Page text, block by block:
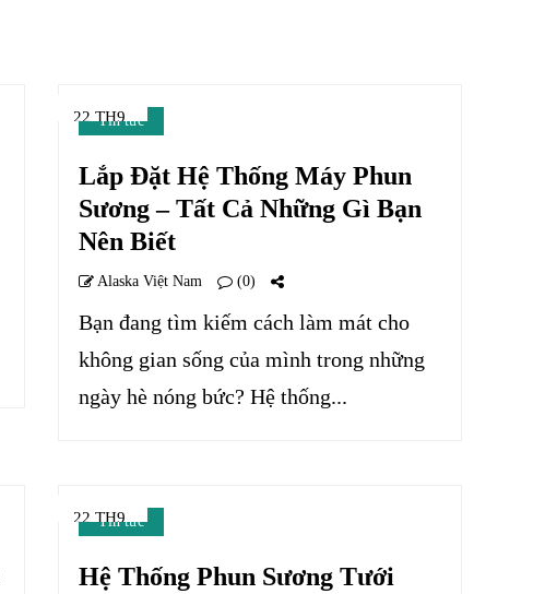
22 TH9
Tin tức
Lắp Đặt Hệ Thống Máy Phun
Sương – Tất Cả Những Gì Bạn
Nên Biết
Alaska Việt Nam (0)
Bạn đang tìm kiếm cách làm mát cho
không gian sống của mình trong những
ngày hè nóng bức? Hệ thống...
22 TH9
Tin tức
Hệ Thống Phun Sương Tưới